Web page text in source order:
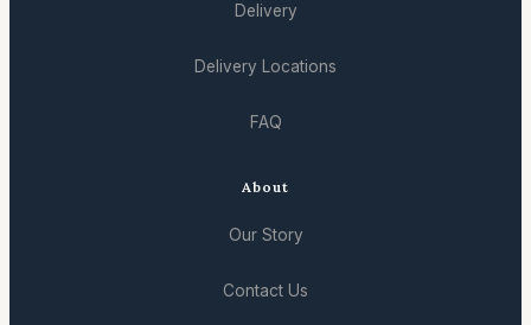
Delivery
Delivery Locations
FAQ
About
Our Story
Contact Us